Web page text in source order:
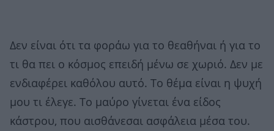
Δεν είναι ότι τα φοράω για το θεαθήναι ή για το
τι θα πει ο κόσμος επειδή μένω σε χωριό. Δεν με
ενδιαφέρει καθόλου αυτό. Το θέμα είναι η ψυχή
μου τι έλεγε. Το μαύρο γίνεται ένα είδος
κάστρου, που αισθάνεσαι ασφάλεια μέσα του.